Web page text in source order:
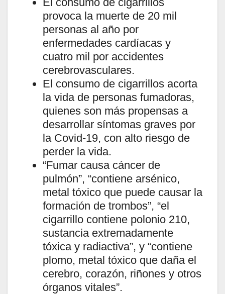
provoca la muerte de 20 mil
personas al año por
enfermedades cardíacas y
cuatro mil por accidentes
cerebrovasculares.
El consumo de cigarrillos acorta
la vida de personas fumadoras,
quienes son más propensas a
desarrollar síntomas graves por
la Covid-19, con alto riesgo de
perder la vida.
“Fumar causa cáncer de
pulmón”, “contiene arsénico,
metal tóxico que puede causar la
formación de trombos”, “el
cigarrillo contiene polonio 210,
sustancia extremadamente
tóxica y radiactiva”, y “contiene
plomo, metal tóxico que daña el
cerebro, corazón, riñones y otros
órganos vitales”.